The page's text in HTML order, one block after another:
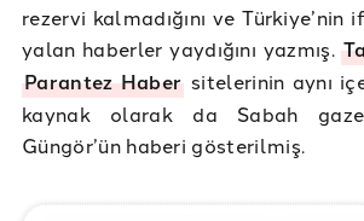
rezervi kalmadığını ve
yalan haberler yaydığını yazmış.
Parantez Haber sitelerinin aynı
kaynak olarak da Sabah
Güngör’ün haberi gösterilmiş.